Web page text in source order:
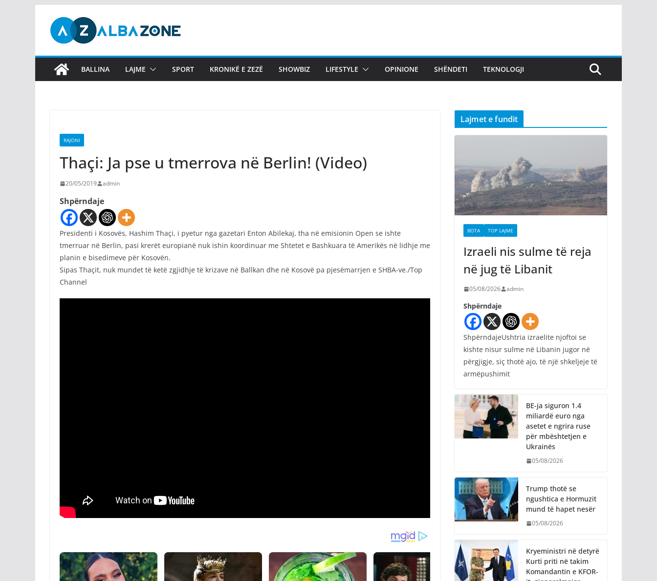
content
BALLINA LAJME SPORT KRONIKË E ZEZË SHOWBIZ LIFESTYLE OPINIONE SHËNDETI TEKNOLOGJI
RAJONI
Thaçi: Ja pse u tmerrova në Berlin! (Video)
20/05/2019 admin
Shpërndaje
Presidenti i Kosovës, Hashim Thaçi, i pyetur nga gazetari Enton Abilekaj, tha në emisionin Open se ishte
tmerruar në Berlin, pasi krerët europianë nuk ishin koordinuar me Shtetet e Bashkuara të Amerikës në lidhje me
planin e bisedimeve për Kosovën.
Sipas Thaçit, nuk mundet të ketë zgjidhje të krizave në Ballkan dhe në Kosovë pa pjesëmarrjen e SHBA-ve./Top
Channel
Lajmet e fundit
BOTA TOP LAJME
Izraeli nis sulme të reja
në jug të Libanit
05/08/2026 admin
Shpërndaje
ShpërndajeUshtria izraelite njoftoi se
kishte nisur sulme në Libanin jugor në
përgjigje, siç thotë ajo, të një shkeljeje të
armëpushimit
BE-ja siguron 1.4
miliardë euro nga
asetet e ngrira ruse
për mbështetjen e
Ukrainës
05/08/2026
Trump thotë se
ngushtica e Hormuzit
mund të hapet nesër
05/08/2026
Kryeministri në detyrë
Kurti priti në takim
Komandantin e KFOR-